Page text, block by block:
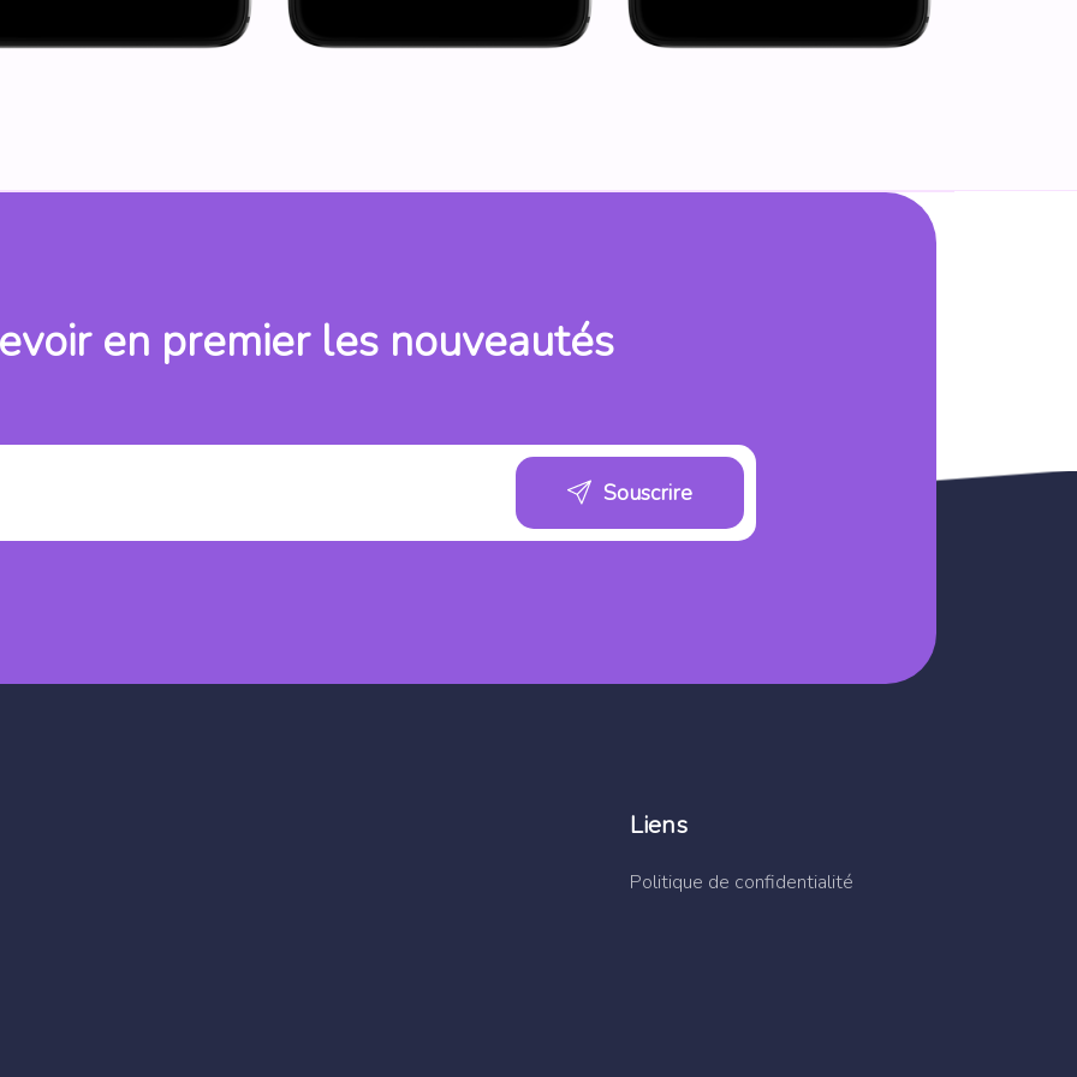
en premier les nouveautés
Souscrire
Liens
Politique de confidentialité